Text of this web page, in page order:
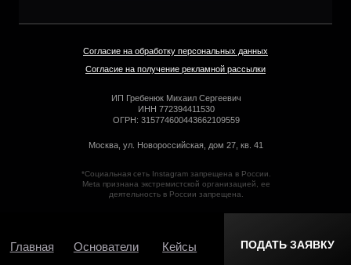
Согласие на обработку персональных данных
Согласие на получение рекламной рассылки
ИП Гребенюк Михаил Сергеевич
ИНН 772394411530
ОГРН: 315774600443662109559
Москва, ул. Новороссийская, дом 27, кв. 41
*Социальная сеть Instagram запрещена в России.
Meta признана экстремистской организацией, ее
деятельность в России запрещена.